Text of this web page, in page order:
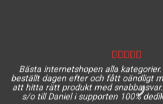
Bästa internetshopen alla
beställt dagen efter och fått oändligt
att hitta rätt produkt med snabba
s/o till Daniel i supporten 100%